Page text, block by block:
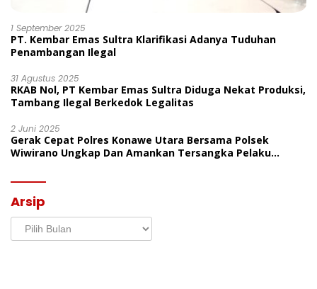
1 September 2025
PT. Kembar Emas Sultra Klarifikasi Adanya Tuduhan
Penambangan Ilegal
31 Agustus 2025
RKAB Nol, PT Kembar Emas Sultra Diduga Nekat Produksi,
Tambang Ilegal Berkedok Legalitas
2 Juni 2025
Gerak Cepat Polres Konawe Utara Bersama Polsek
Wiwirano Ungkap Dan Amankan Tersangka Pelaku
Arsip
Arsip